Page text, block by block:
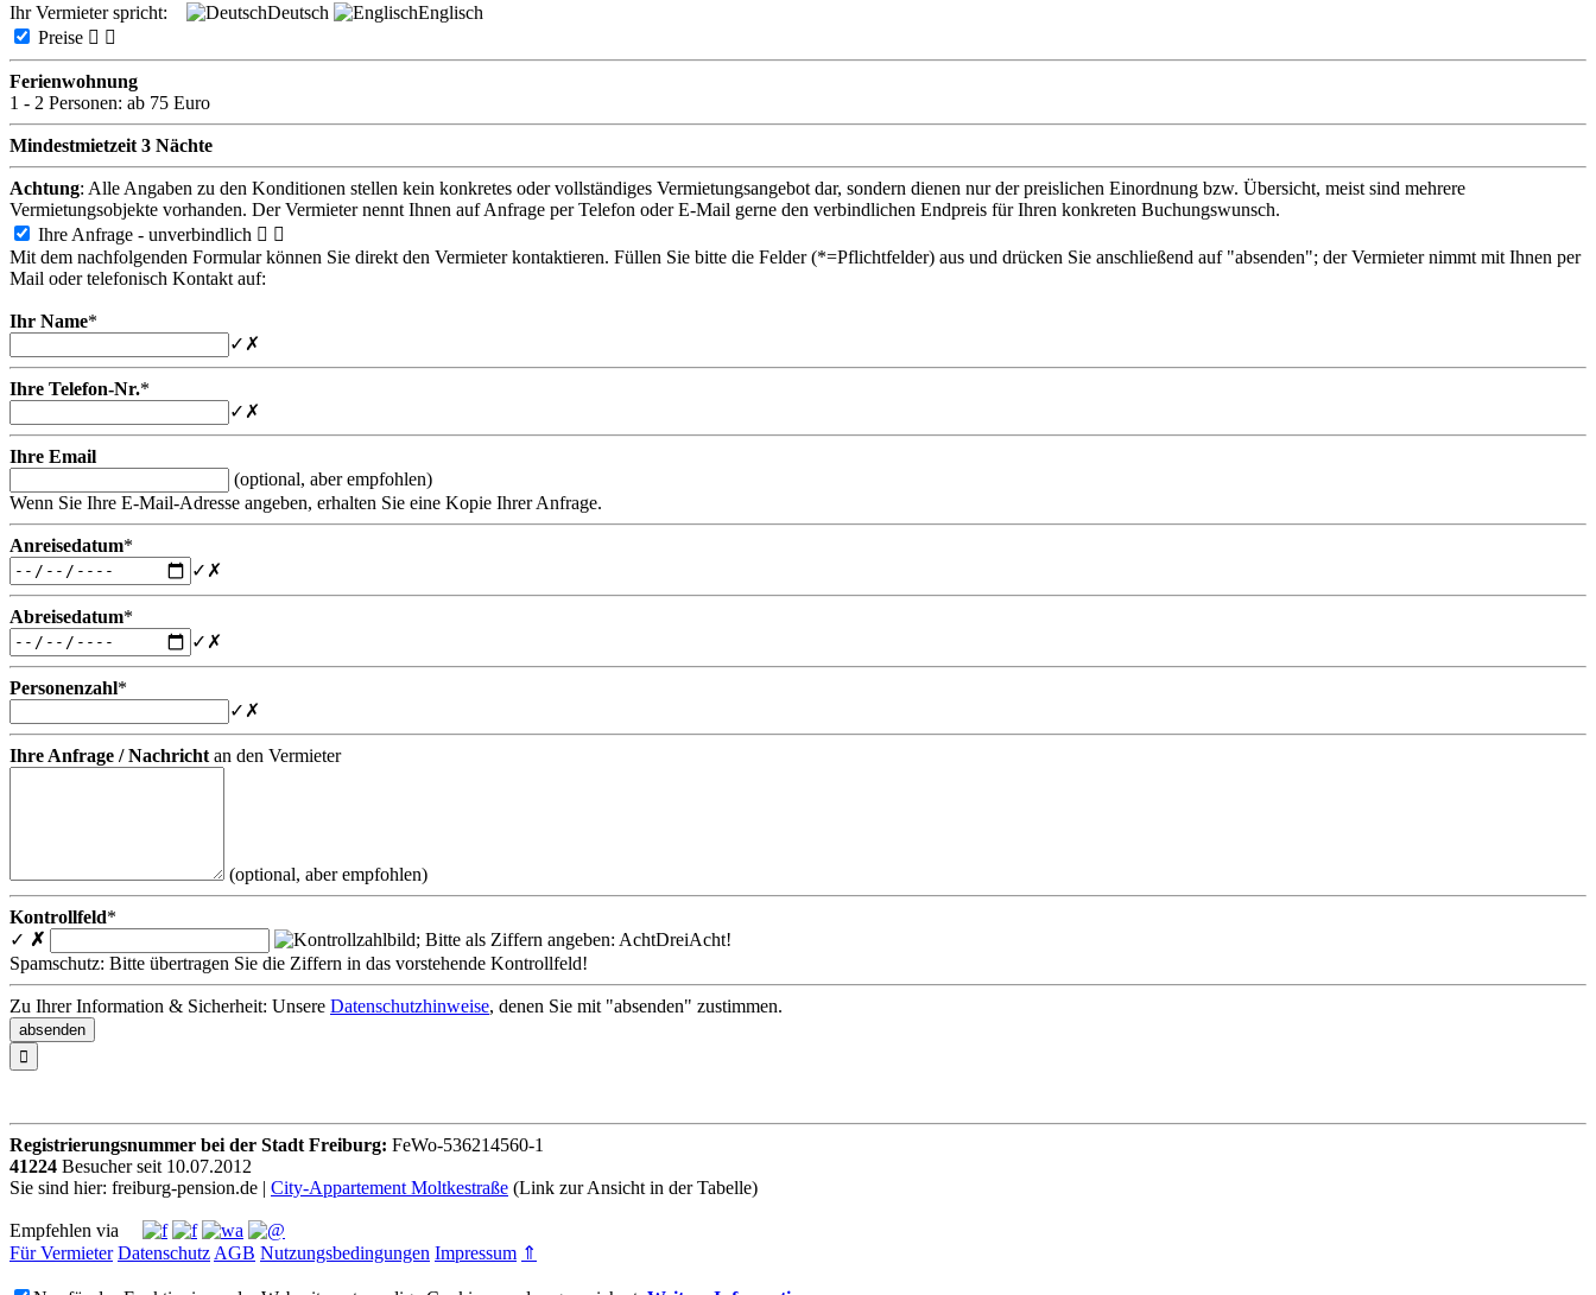
Ihr Vermieter spricht: Deutsch
Englisch
Preise  
Ferienwohnung
1 - 2 Personen: ab 75 Euro
Mindestmietzeit 3 Nächte
Achtung: Alle Angaben zu den Konditionen stellen kein konkretes oder vollständiges Vermietungsangebot dar, sondern dienen nur der preislichen Einordnung bzw. Übersicht, meist sind mehrere
Vermietungsobjekte vorhanden. Der Vermieter nennt Ihnen auf Anfrage per Telefon oder E-Mail gerne den verbindlichen Endpreis für Ihren konkreten Buchungswunsch.
Ihre Anfrage - unverbindlich  
Mit dem nachfolgenden Formular können Sie direkt den Vermieter kontaktieren. Füllen Sie bitte die Felder (*=Pflichtfelder) aus und drücken Sie anschließend auf "absenden"; der Vermieter nimmt mit Ihnen per
Mail oder telefonisch Kontakt auf:
Ihr Name*
✓ ✗
Ihre Telefon-Nr.*
✓ ✗
Ihre Email
(optional, aber empfohlen)
Wenn Sie Ihre E-Mail-Adresse angeben, erhalten Sie eine Kopie Ihrer Anfrage.
Anreisedatum*
✓ ✗
Abreisedatum*
✓ ✗
Personenzahl*
✓ ✗
Ihre Anfrage / Nachricht an den Vermieter
(optional, aber empfohlen)
Kontrollfeld*
✓ ✗
Spamschutz: Bitte übertragen Sie die Ziffern in das vorstehende Kontrollfeld!
Zu Ihrer Information & Sicherheit: Unsere Datenschutzhinweise, denen Sie mit "absenden" zustimmen.

Registrierungsnummer bei der Stadt Freiburg: FeWo-536214560-1
41224 Besucher seit 10.07.201 2
Sie sind hier: freiburg-pension.de | City-Appartement Moltkestraße (Link zur Ansicht in der Tabelle)
Empfehlen via
Für Vermieter Datenschutz AGB Nutzungsbedingungen Impressum ⇑